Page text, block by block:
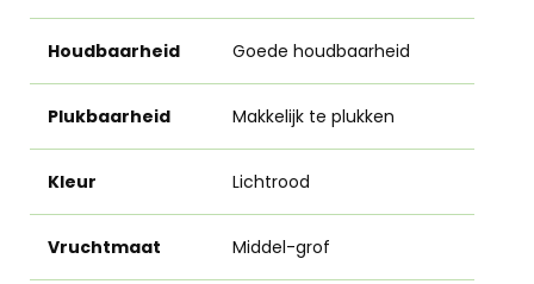
Houdbaarheid Goede houdbaarheid
Plukbaarheid Makkelijk te plukken
Kleur Lichtrood
Vruchtmaat Middel-grof